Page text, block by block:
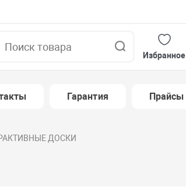
Избранное
Гарантия Прайсы
ДОСКИ